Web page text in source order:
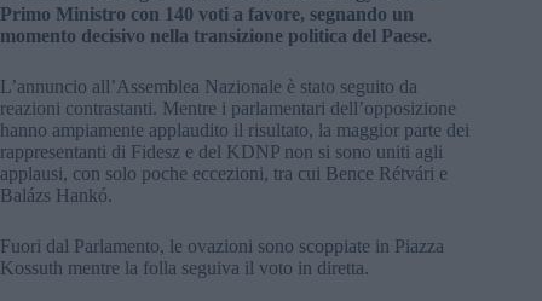
Primo Ministro con 140 voti a favore, segnando un
momento decisivo nella transizione politica del Paese.
L’annuncio all’Assemblea Nazionale è stato seguito da
reazioni contrastanti. Mentre i parlamentari dell’opposizione
hanno ampiamente applaudito il risultato, la maggior parte dei
rappresentanti di Fidesz e del KDNP non si sono uniti agli
applausi, con solo poche eccezioni, tra cui Bence Rétvári e
Balázs Hankó.
Fuori dal Parlamento, le ovazioni sono scoppiate in Piazza
Kossuth mentre la folla seguiva il voto in diretta.